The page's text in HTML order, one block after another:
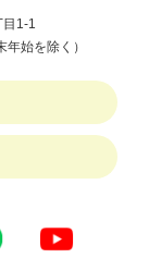
1-1
始を除く）